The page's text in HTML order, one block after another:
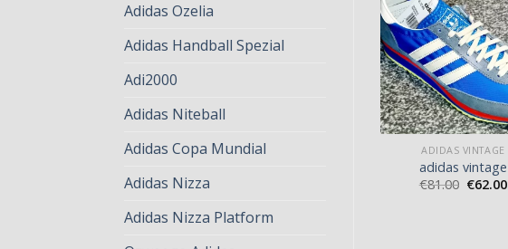
Adidas Ozelia
Adidas Handball Spezial
Adi2000
Adidas Niteball
Adidas Copa Mundial
Adidas Nizza
Adidas Nizza Platform
ADIDAS VINTAGE
adidas vintage
€81.00 €62.00
ADIDAS VINTAGE
58.00
ADIDAS VINTAGE